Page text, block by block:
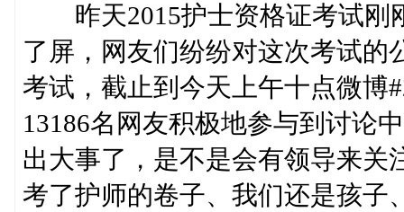
昨天2015护士资格证考试刚
了屏，网友们纷纷对这次考试的
考试，截止到今天上午十点微博
13186名网友积极地参与到讨论
出大事了，是不是会有领导来关
考了护师的卷子、我们还是孩子